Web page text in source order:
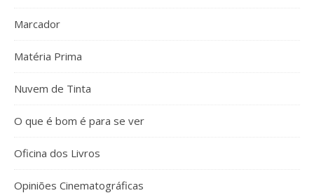
Marcador
Matéria Prima
Nuvem de Tinta
O que é bom é para se ver
Oficina dos Livros
Opiniões Cinematográficas